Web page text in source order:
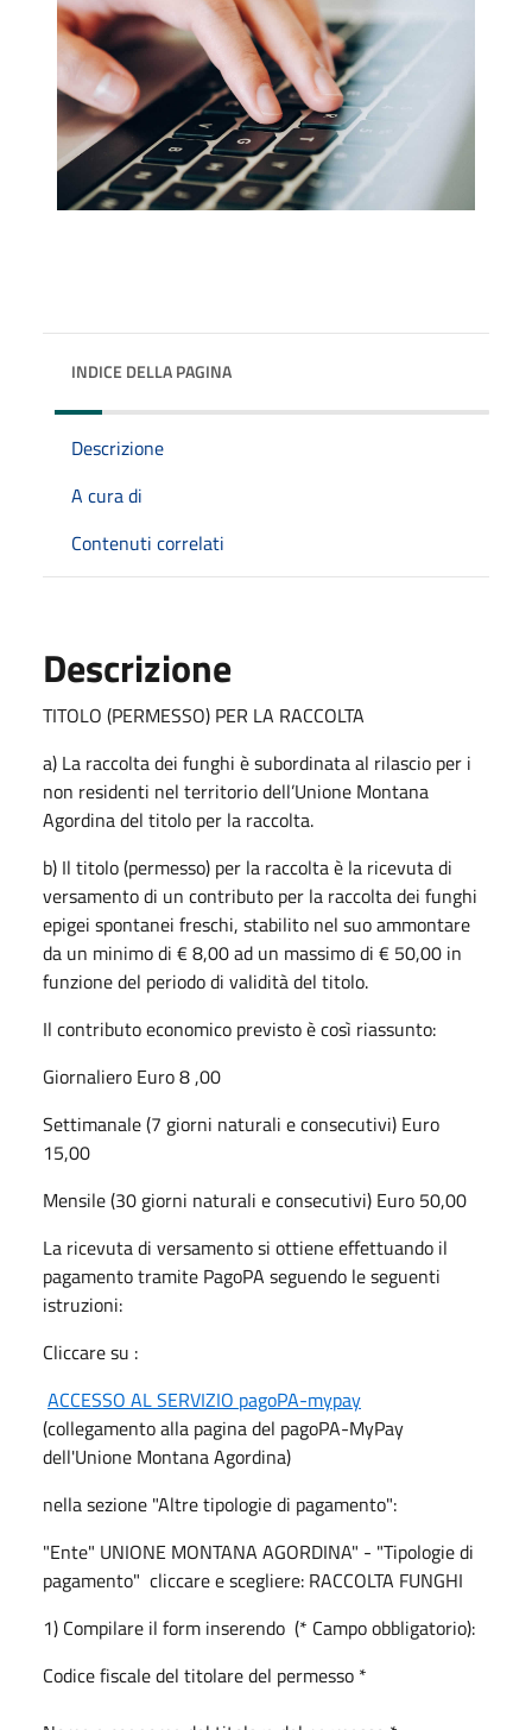
INDICE DELLA PAGINA
Descrizione
A cura di
Contenuti correlati
Descrizione
TITOLO (PERMESSO) PER LA RACCOLTA
a) La raccolta dei funghi è subordinata al rilascio per i
non residenti nel territorio dell’Unione Montana
Agordina del titolo per la raccolta.
b) Il titolo (permesso) per la raccolta è la ricevuta di
versamento di un contributo per la raccolta dei funghi
epigei spontanei freschi, stabilito nel suo ammontare
da un minimo di € 8,00 ad un massimo di € 50,00 in
funzione del periodo di validità del titolo.
Il contributo economico previsto è così riassunto:
Giornaliero Euro 8 ,00
Settimanale (7 giorni naturali e consecutivi) Euro
15,00
Mensile (30 giorni naturali e consecutivi) Euro 50,00
La ricevuta di versamento si ottiene effettuando il
pagamento tramite PagoPA seguendo le seguenti
istruzioni:
Cliccare su :
ACCESSO AL SERVIZIO pagoPA-mypay
(collegamento alla pagina del pagoPA-MyPay
dell'Unione Montana Agordina)
nella sezione "Altre tipologie di pagamento":
"Ente" UNIONE MONTANA AGORDINA" - "Tipologie di
pagamento" cliccare e scegliere: RACCOLTA FUNGHI
1) Compilare il form inserendo (* Campo obbligatorio):
Codice fiscale del titolare del permesso *